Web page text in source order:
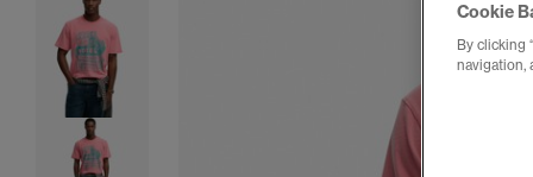
Cookie
By clicking
navigation,